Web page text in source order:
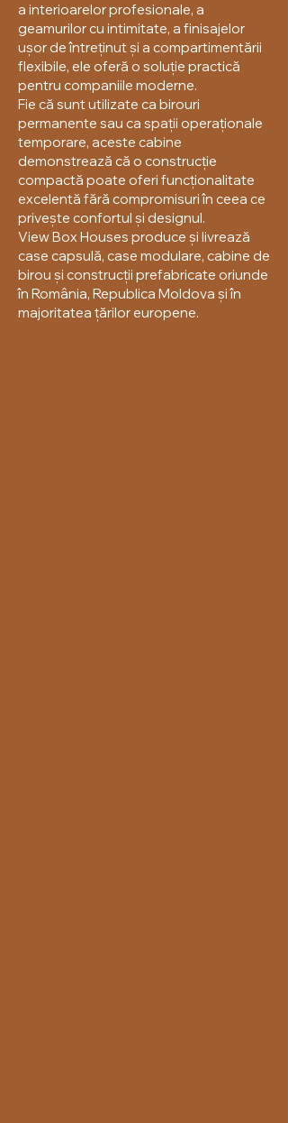
a interioarelor profesionale, a
geamurilor cu intimitate, a finisajelor
ușor de întreținut și a compartimentării
flexibile, ele oferă o soluție practică
pentru companiile moderne.
Fie că sunt utilizate ca birouri
permanente sau ca spații operaționale
temporare, aceste cabine
demonstrează că o construcție
compactă poate oferi funcționalitate
excelentă fără compromisuri în ceea ce
privește confortul și designul.
View Box Houses produce și livrează
case capsulă, case modulare, cabine de
birou și construcții prefabricate oriunde
în România, Republica Moldova și în
majoritatea țărilor europene.